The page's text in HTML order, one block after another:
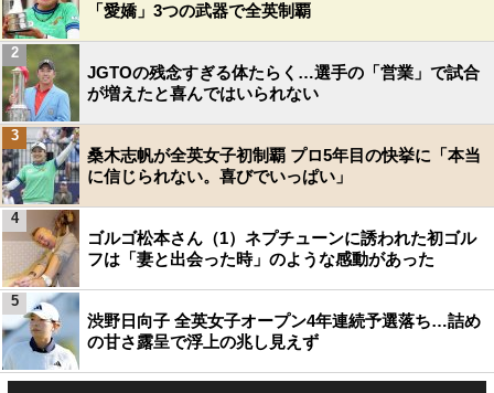
「愛嬌」3つの武器で全英制覇
JGTOの残念すぎる体たらく…選手の「営業」で試合
が増えたと喜んではいられない
2
桑木志帆が全英女子初制覇 プロ5年目の快挙に「本当
に信じられない。喜びでいっぱい」
3
ゴルゴ松本さん（1）ネプチューンに誘われた初ゴル
フは「妻と出会った時」のような感動があった
4
渋野日向子 全英女子オープン4年連続予選落ち…詰め
の甘さ露呈で浮上の兆し見えず
5